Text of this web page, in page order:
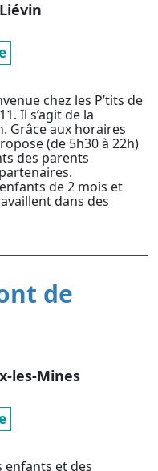
chez les P’tits de
Il s’agit de la
Grâce aux horaires
(de 5h30 à 22h)
des parents
de 2 mois et
dans des
de
les-Mines
enfants et des